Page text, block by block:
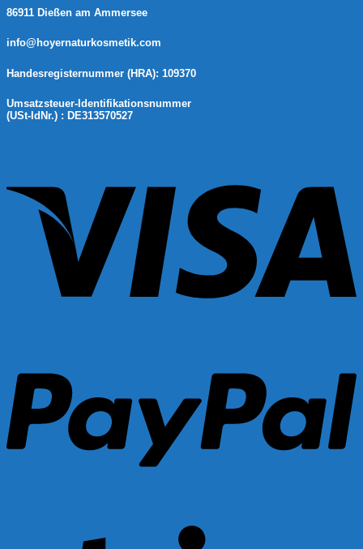
86911 Dießen am Ammersee
info@hoyernaturkosmetik.com
Handesregisternummer (HRA): 109370
Umsatzsteuer-Identifikationsnummer
(USt-IdNr.) : DE313570527